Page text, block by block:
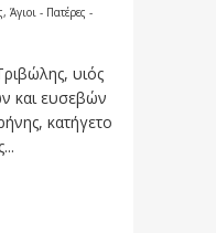
, Άγιοι - Πατέρες -
υιός
και ευσεβών
κατήγετο